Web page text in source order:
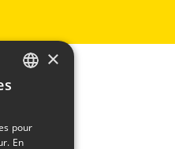
S.p.A.
×
pour
En